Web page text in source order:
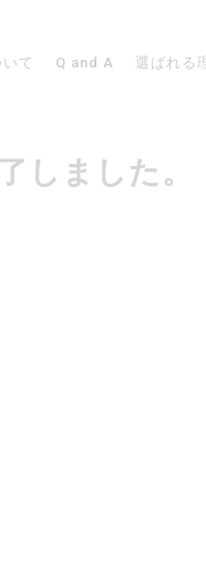
て Q and A 選ばれる
しました。